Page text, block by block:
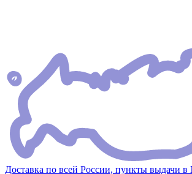
Доставка по всей России, пункты выдачи в